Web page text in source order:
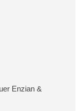
Enzian &
von 9 Kunden